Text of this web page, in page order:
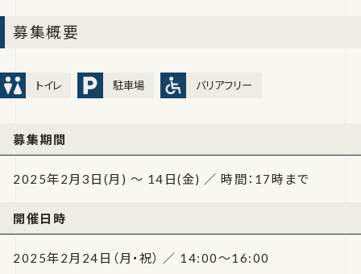
募集概要
トイレ 駐車場 バリアフリー
募集期間
2025年2月3日(月) ～ 14日(金) ／ 時間：17時まで
開催日時
2025年2月24日（月・祝） ／ 14:00～16:00